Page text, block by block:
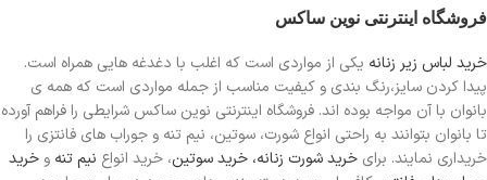
فروشگاه اینترنتی نوین ساکس
خرید لباس زیر زنانه یکی از مواردی است که اغلب با دغدغه هایی همراه است.
پیدا کردن سایز،رنگ بندی و کیفیت مناسب از جمله مواردی است که همه ی
بانوان با آن مواجه بوده اند. فروشگاه اینترنتی نوین ساکس شرایطی را فراهم آورده
تا بانوان بتوانند به راحتی انواع شورت، سوتین، نیم تنه و جوراب های فانتزی را
خریداری نمایند. برای خرید شورت زنانه، خرید سوتین، خرید انواع نیم تنه و خرید